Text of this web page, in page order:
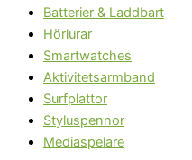
Batterier & Laddbart
Hörlurar
Smartwatches
Aktivitetsarmband
Surfplattor
Styluspennor
Mediaspelare